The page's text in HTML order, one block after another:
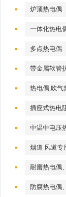
炉顶热电偶
一体化热电
多点热电偶
带金属软管
热电偶,吹气
插座式热电
中温中电压
烟道 风道专
耐磨热电偶
防腐热电偶